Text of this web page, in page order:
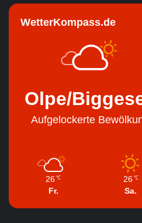
WetterKompass.de
Olpe/
Aufgelockerte
26 ℃
Fr.
26 ℃
Sa.